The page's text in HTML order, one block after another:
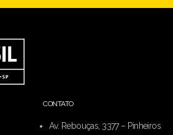
CONTATO
Av. Rebouças, 3377 – Pinheiros